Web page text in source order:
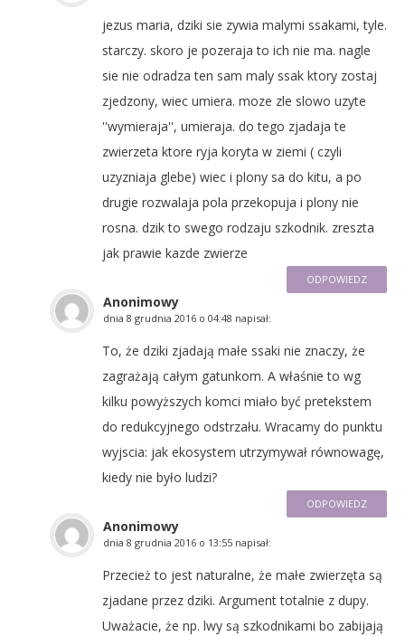
jezus maria, dziki sie zywia malymi ssakami, tyle.
starczy. skoro je pozeraja to ich nie ma. nagle
sie nie odradza ten sam maly ssak ktory zostaj
zjedzony, wiec umiera. moze zle slowo uzyte
''wymieraja'', umieraja. do tego zjadaja te
zwierzeta ktore ryja koryta w ziemi ( czyli
uzyzniaja glebe) wiec i plony sa do kitu, a po
drugie rozwalaja pola przekopuja i plony nie
rosna. dzik to swego rodzaju szkodnik. zreszta
jak prawie kazde zwierze
ODPOWIEDZ
Anonimowy
dnia 8 grudnia 2016 o 04:48 napisał:
To, że dziki zjadają małe ssaki nie znaczy, że
zagrażają całym gatunkom. A właśnie to wg
kilku powyższych komci miało być pretekstem
do redukcyjnego odstrzału. Wracamy do punktu
wyjscia: jak ekosystem utrzymywał równowagę,
kiedy nie było ludzi?
ODPOWIEDZ
Anonimowy
dnia 8 grudnia 2016 o 13:55 napisał:
Przecież to jest naturalne, że małe zwierzęta są
zjadane przez dziki. Argument totalnie z dupy.
Uważacie, że np. lwy są szkodnikami bo zabijają